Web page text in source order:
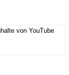
von YouTube